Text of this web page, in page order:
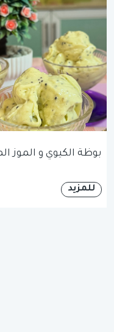
بوظة الكيوي و الموز
للمزيد